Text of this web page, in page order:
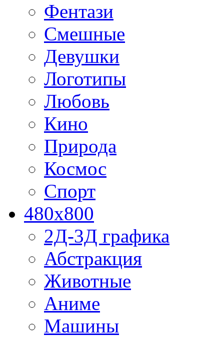
Фентази
Смешные
Девушки
Логотипы
Любовь
Кино
Природа
Космос
Спорт
480x800
2Д-3Д графика
Абстракция
Животные
Аниме
Машины